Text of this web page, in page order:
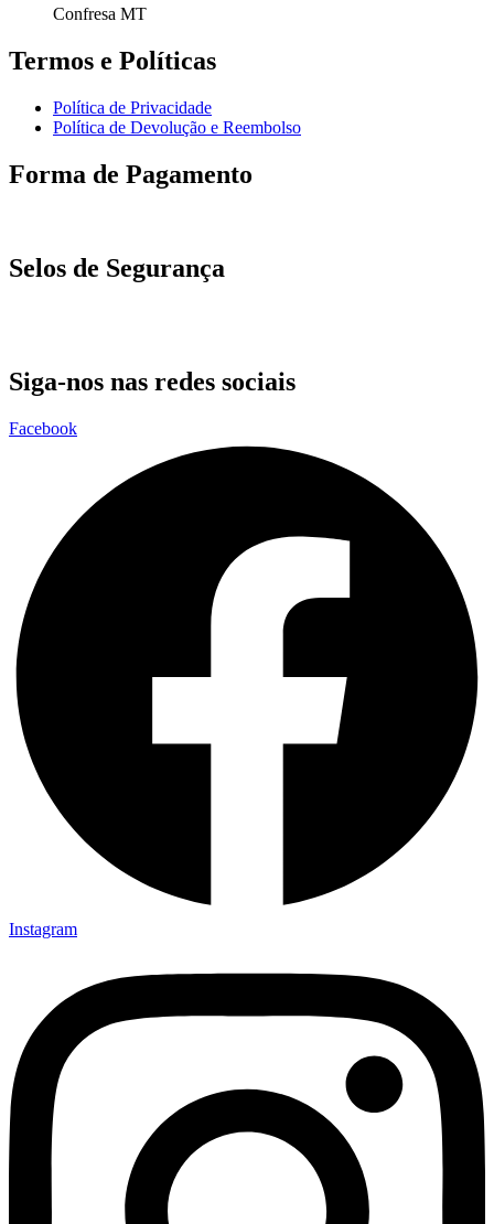
Confresa MT
Termos e Políticas
Política de Privacidade
Política de Devolução e Reembolso
Forma de Pagamento
Selos de Segurança
Siga-nos nas redes sociais
Facebook
Instagram